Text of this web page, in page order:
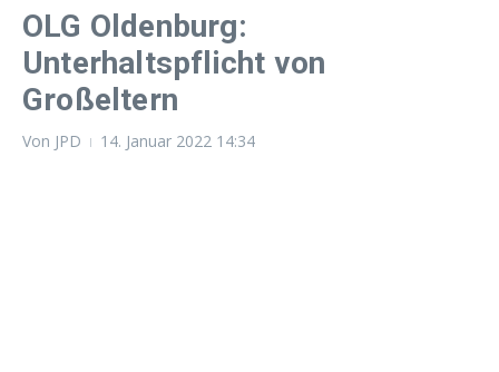
OLG Oldenburg:
Unterhaltspflicht von
Großeltern
Von JPD 14. Januar 2022 14:34